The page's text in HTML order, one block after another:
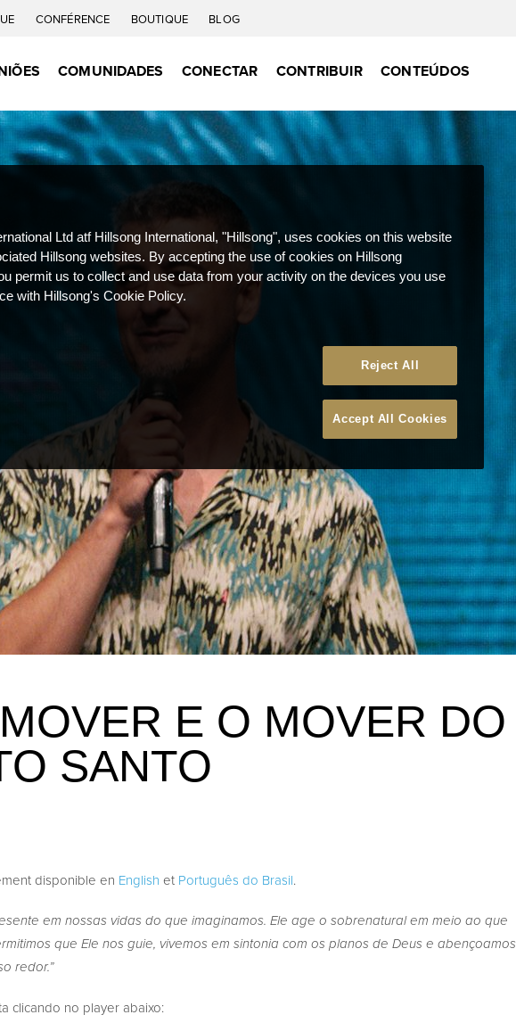
CONFÉRENCE BOUTIQUE BLOG
COMUNIDADES CONECTAR CONTRIBUIR CONTEÚDOS
E O MOVER DO
SANTO
disponible en English et Português do Brasil.
em nossas vidas do que imaginamos. Ele age o sobrenatural em meio ao que
que Ele nos guie, vivemos em sintonia com os planos de Deus e abençoamos
redor.”
clicando no player abaixo:
Ltd atf Hillsong International, "Hillsong", uses cookies on this website
Hillsong websites. By accepting the use of cookies on Hillsong
permit us to collect and use data from your activity on the devices you use
with Hillsong's Cookie Policy.
Reject All
Accept All Cookies